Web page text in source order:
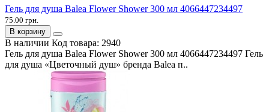
Гель для душа Balea Flower Shower 300 мл 4066447234497
75.00 грн.
В корзину
В наличии Код товара: 2940
Гель для душа Balea Flower Shower 300 мл 4066447234497 Гель
для душа «Цветочный душ» бренда Balea п..